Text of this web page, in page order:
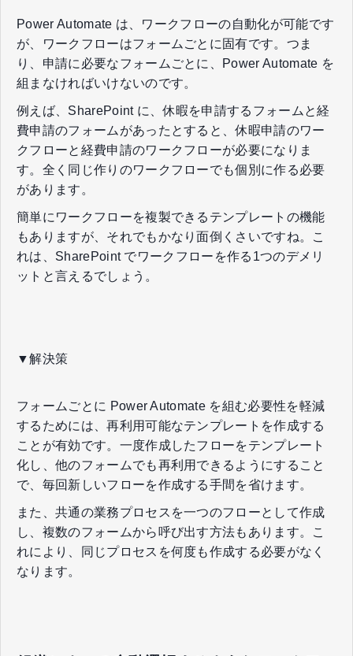
Power Automate は、ワークフローの自動化が可能です
が、ワークフローはフォームごとに固有です。つま
り、申請に必要なフォームごとに、Power Automate を
組まなければいけないのです。
例えば、SharePoint に、休暇を申請するフォームと経
費申請のフォームがあったとすると、休暇申請のワー
クフローと経費申請のワークフローが必要になりま
す。全く同じ作りのワークフローでも個別に作る必要
があります。
簡単にワークフローを複製できるテンプレートの機能
もありますが、それでもかなり面倒くさいですね。こ
れは、SharePoint でワークフローを作る1つのデメリ
ットと言えるでしょう。
▼解決策
フォームごとに Power Automate を組む必要性を軽減
するためには、再利用可能なテンプレートを作成する
ことが有効です。一度作成したフローをテンプレート
化し、他のフォームでも再利用できるようにすること
で、毎回新しいフローを作成する手間を省けます。
また、共通の業務プロセスを一つのフローとして作成
し、複数のフォームから呼び出す方法もあります。こ
れにより、同じプロセスを何度も作成する必要がなく
なります。